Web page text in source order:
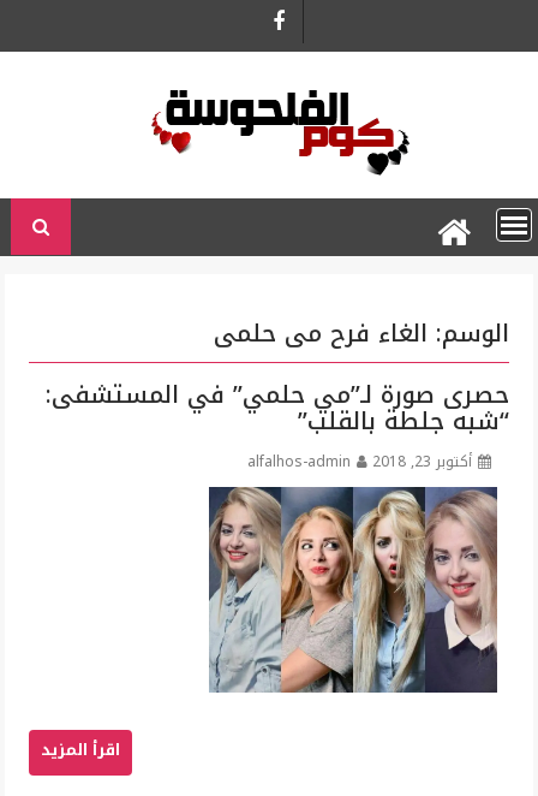
الوسم: الغاء فرح مى حلمى
حصرى صورة لـ”مي حلمي” في المستشفى:
“شبه جلطة بالقلب”
أكتوبر 23, 2018 alfalhos-admin